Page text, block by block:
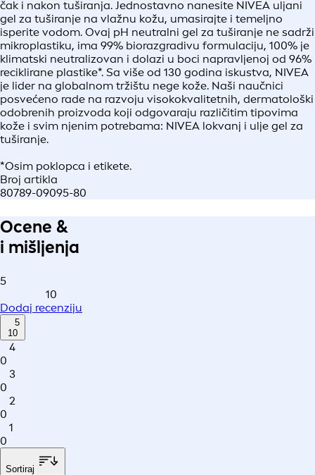
čak i nakon tuširanja. Jednostavno nanesite NIVEA uljani
gel za tuširanje na vlažnu kožu, umasirajte i temeljno
isperite vodom. Ovaj pH neutralni gel za tuširanje ne sadrži
mikroplastiku, ima 99% biorazgradivu formulaciju, 100% je
klimatski neutralizovan i dolazi u boci napravljenoj od 96%
reciklirane plastike*. Sa više od 130 godina iskustva, NIVEA
je lider na globalnom tržištu nege kože. Naši naučnici
posvećeno rade na razvoju visokokvalitetnih, dermatološki
odobrenih proizvoda koji odgovaraju različitim tipovima
kože i svim njenim potrebama: NIVEA lokvanj i ulje gel za
tuširanje.
*Osim poklopca i etikete.
Broj artikla
80789-09095-80
Ocene &
i mišljenja
5
10
Dodaj recenziju
5
10
4
0
3
0
2
0
1
0
Sortiraj